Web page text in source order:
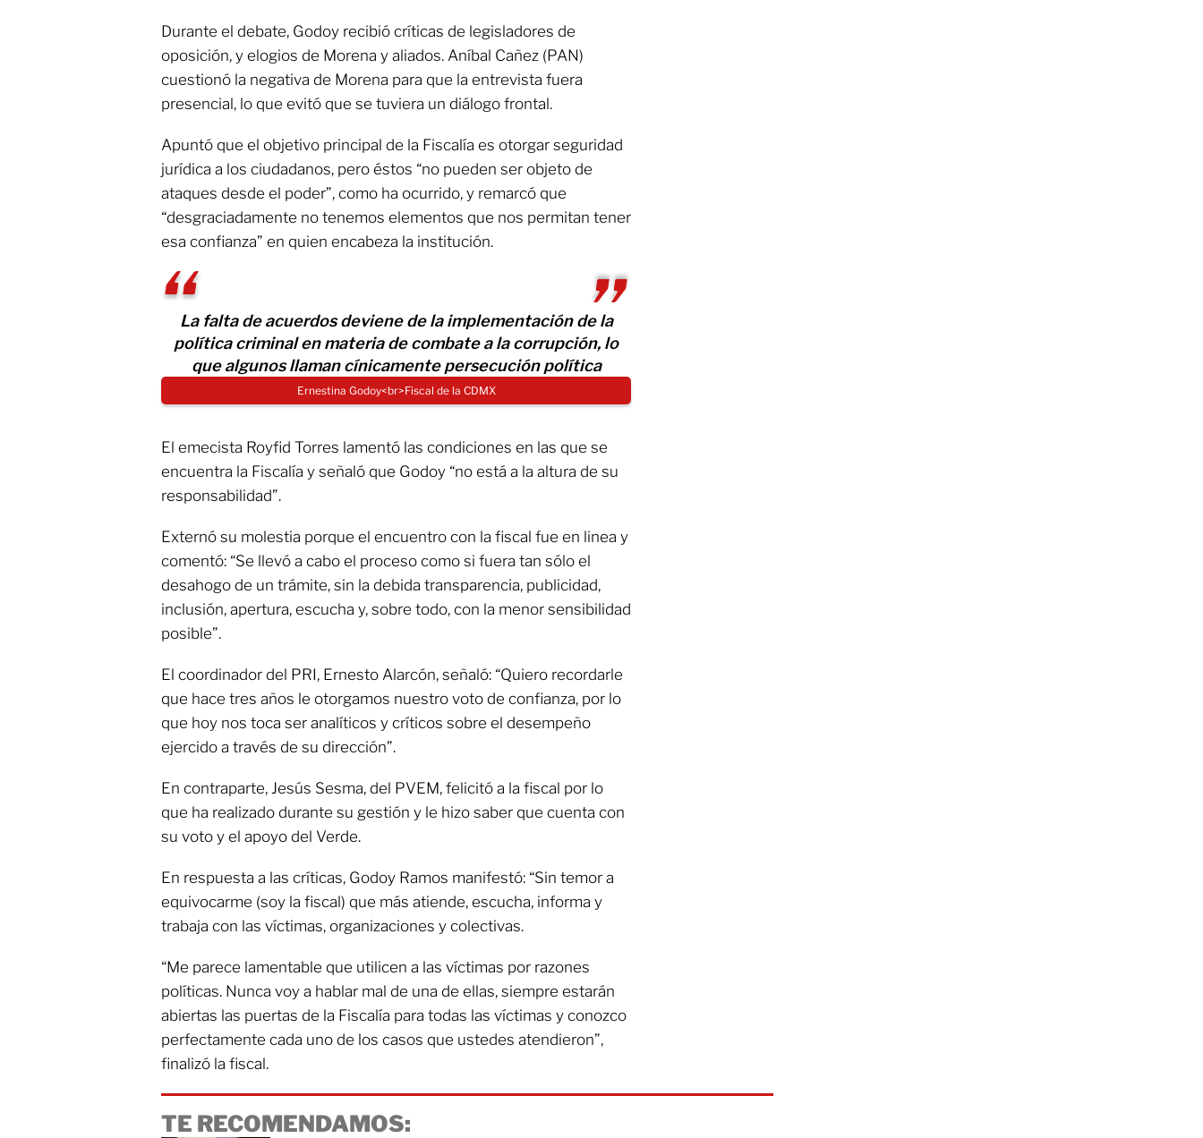
Durante el debate, Godoy recibió críticas de legisladores de
oposición, y elogios de Morena y aliados. Aníbal Cañez (PAN)
cuestionó la negativa de Morena para que la entrevista fuera
presencial, lo que evitó que se tuviera un diálogo frontal.
Apuntó que el objetivo principal de la Fiscalía es otorgar seguridad
jurídica a los ciudadanos, pero éstos “no pueden ser objeto de
ataques desde el poder”, como ha ocurrido, y remarcó que
“desgraciadamente no tenemos elementos que nos permitan tener
esa confianza” en quien encabeza la institución.
La falta de acuerdos deviene de la implementación de la
política criminal en materia de combate a la corrupción, lo
que algunos llaman cínicamente persecución política
Ernestina Godoy<br>Fiscal de la CDMX
El emecista Royfid Torres lamentó las condiciones en las que se
encuentra la Fiscalía y señaló que Godoy “no está a la altura de su
responsabilidad”.
Externó su molestia porque el encuentro con la fiscal fue en linea y
comentó: “Se llevó a cabo el proceso como si fuera tan sólo el
desahogo de un trámite, sin la debida transparencia, publicidad,
inclusión, apertura, escucha y, sobre todo, con la menor sensibilidad
posible”.
El coordinador del PRI, Ernesto Alarcón, señaló: “Quiero recordarle
que hace tres años le otorgamos nuestro voto de confianza, por lo
que hoy nos toca ser analíticos y críticos sobre el desempeño
ejercido a través de su dirección”.
En contraparte, Jesús Sesma, del PVEM, felicitó a la fiscal por lo
que ha realizado durante su gestión y le hizo saber que cuenta con
su voto y el apoyo del Verde.
En respuesta a las críticas, Godoy Ramos manifestó: “Sin temor a
equivocarme (soy la fiscal) que más atiende, escucha, informa y
trabaja con las víctimas, organizaciones y colectivas.
“Me parece lamentable que utilicen a las víctimas por razones
políticas. Nunca voy a hablar mal de una de ellas, siempre estarán
abiertas las puertas de la Fiscalía para todas las víctimas y conozco
perfectamente cada uno de los casos que ustedes atendieron”,
finalizó la fiscal.
TE RECOMENDAMOS: